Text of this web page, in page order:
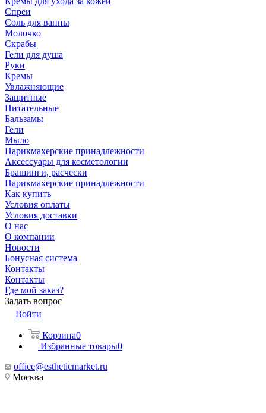
Спреи
Соль для ванны
Молочко
Скрабы
Гели для душа
Руки
Кремы
Увлажняющие
Защитные
Питательные
Бальзамы
Гели
Мыло
Парикмахерские принадлежности
Аксессуары для косметологии
Брашинги, расчески
Парикмахерские принадлежности
Как купить
Условия оплаты
Условия доставки
О нас
О компании
Новости
Бонусная система
Контакты
Контакты
Где мой заказ?
Задать вопрос
Войти
Корзина0
Избранные товары0
office@estheticmarket.ru
Москва